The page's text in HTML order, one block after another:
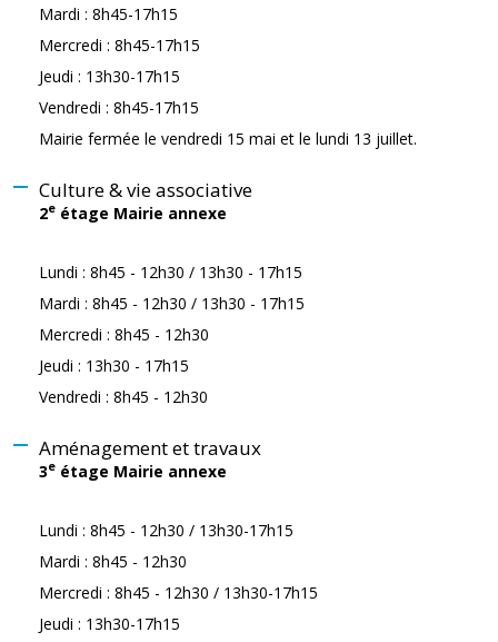
Mardi : 8h45-17h15
Mercredi : 8h45-17h15
Jeudi : 13h30-17h15
Vendredi : 8h45-17h15
Mairie fermée le vendredi 15 mai et le lundi 13 juillet.
Culture & vie associative
2e étage Mairie annexe
Lundi : 8h45 - 12h30 / 13h30 - 17h15
Mardi : 8h45 - 12h30 / 13h30 - 17h15
Mercredi : 8h45 - 12h30
Jeudi : 13h30 - 17h15
Vendredi : 8h45 - 12h30
Aménagement et travaux
3e étage Mairie annexe
Lundi : 8h45 - 12h30 / 13h30-17h15
Mardi : 8h45 - 12h30
Mercredi : 8h45 - 12h30 / 13h30-17h15
Jeudi : 13h30-17h15